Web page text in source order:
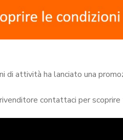
di attività ha lanciato una
contattaci per